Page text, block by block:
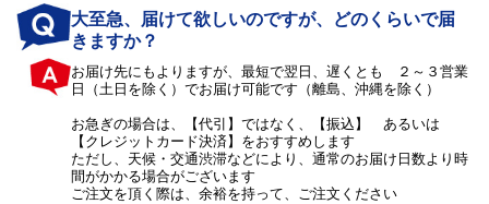
大至急、届けて欲しいのですが、どのくらいで届
きますか？
お届け先にもよりますが、最短で翌日、遅くとも ２～３営業
日（土日を除く）でお届け可能です（離島、沖縄を除く）
お急ぎの場合は、【代引】ではなく、【振込】 あるいは
【クレジットカード決済】をおすすめします
ただし、天候・交通渋滞などにより、通常のお届け日数より時
間がかかる場合がございます
ご注文を頂く際は、余裕を持って、ご注文ください